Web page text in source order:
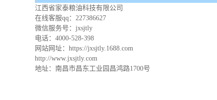
江西省家泰粮油科技有限公司
在线客服qq：227386627
微信服务号：jxsjtly
电话：4000-528-398
网站网址：https://jxsjtly.1688.com
http://www.jxsjtly.com
地址：南昌市昌东工业园昌鸿路1700号